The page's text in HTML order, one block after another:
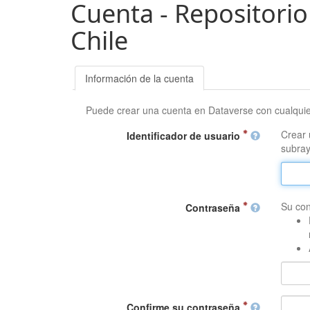
Cuenta -
Chile
Información de la cuenta
Puede crear una cuenta en Dataverse con
Identificador de usuario
Crear
Contraseña
Su
Confirme su contraseña